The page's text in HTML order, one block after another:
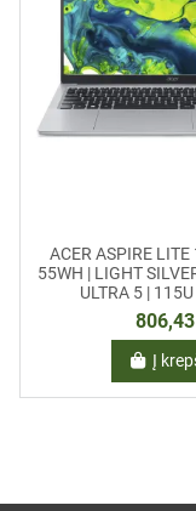
ACER ASPIRE
55WH | LIGHT
ULTRA 5 |
Į